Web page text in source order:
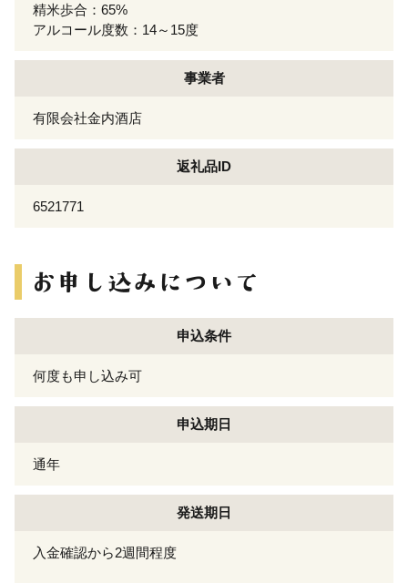
精米歩合：65%
アルコール度数：14～15度
事業者
有限会社金内酒店
返礼品ID
6521771
申込条件
何度も申し込み可
申込期日
通年
発送期日
入金確認から2週間程度